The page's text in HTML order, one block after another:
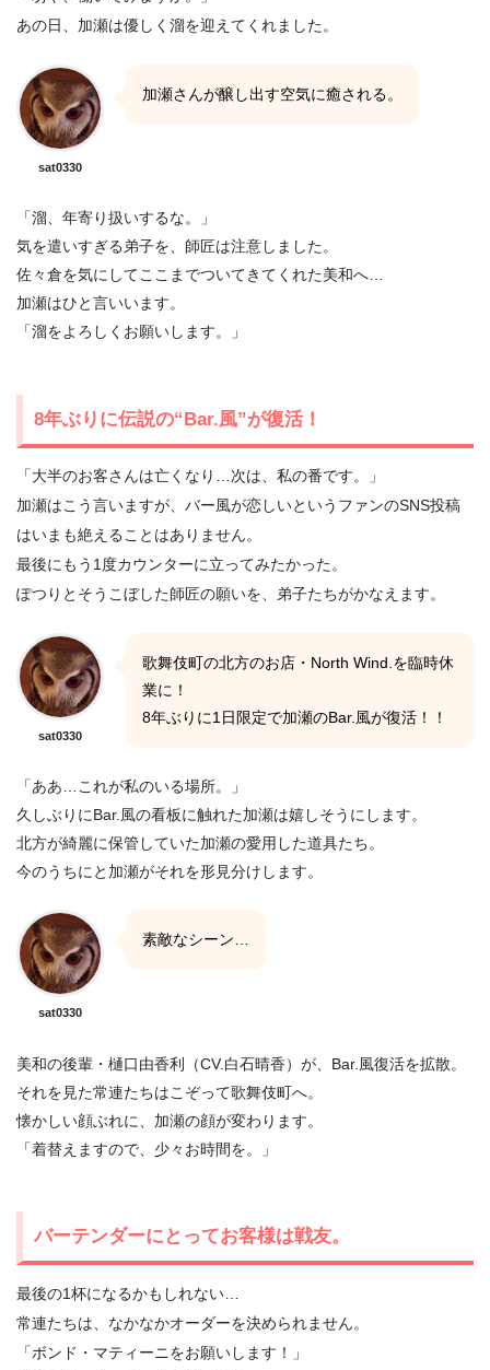
あの日、加瀬は優しく溜を迎えてくれました。
sat0330
加瀬さんが醸し出す空気に癒される。
「溜、年寄り扱いするな。」
気を遣いすぎる弟子を、師匠は注意しました。
佐々倉を気にしてここまでついてきてくれた美和へ…
加瀬はひと言いいます。
「溜をよろしくお願いします。」
8年ぶりに伝説の“Bar.風”が復活！
「大半のお客さんは亡くなり…次は、私の番です。」
加瀬はこう言いますが、バー風が恋しいというファンのSNS投稿
はいまも絶えることはありません。
最後にもう1度カウンターに立ってみたかった。
ぽつりとそうこぼした師匠の願いを、弟子たちがかなえます。
sat0330
歌舞伎町の北方のお店・North Wind.を臨時休
業に！
8年ぶりに1日限定で加瀬のBar.風が復活！！
「ああ…これが私のいる場所。」
久しぶりにBar.風の看板に触れた加瀬は嬉しそうにします。
北方が綺麗に保管していた加瀬の愛用した道具たち。
今のうちにと加瀬がそれを形見分けします。
sat0330
素敵なシーン…
美和の後輩・樋口由香利（CV.白石晴香）が、Bar.風復活を拡散。
それを見た常連たちはこぞって歌舞伎町へ。
懐かしい顔ぶれに、加瀬の顔が変わります。
「着替えますので、少々お時間を。」
バーテンダーにとってお客様は戦友。
最後の1杯になるかもしれない…
常連たちは、なかなかオーダーを決められません。
「ボンド・マティーニをお願いします！」